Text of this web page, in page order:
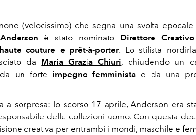
(velocissimo) che segna una svolta
è stato nominato Direttore
couture e prêt-à-porter. Lo stilista
da Maria Grazia Chiuri, chiudendo un
da un forte impegno femminista e da una
a sorpresa: lo scorso 17 aprile, Anderson era
delle collezioni uomo. Con questa
creativa per entrambi i mondi, maschile e